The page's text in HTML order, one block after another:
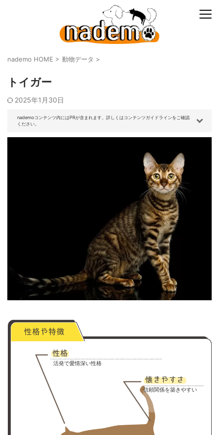
nademo HOME > 動物データ >
トイガー
2025年1月30日
nademoコンテンツ内にはPRが含まれます。詳しくはコンテンツガイドラインをご確認
ください。
活発で愛情深い性格
信頼関係を築きやすい